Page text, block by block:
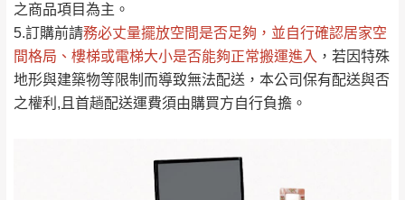
之商品項目為主。
5.訂購前請務必丈量擺放空間是否足夠 ，並自行確認居家空
間格局、 樓梯或電梯大小是否能夠正常搬運進入 ，若因特殊
地形與建築物等限制而導致無法配送，本公司保有配送與否
之權利,且首趟配送運費須由購買方自行負擔。
費
新竹
峨眉鄉、五峰鄉、
橫山、北埔鄉、尖
石鄉、寶山鄉山
區、新埔山區、芎
接單後二日內(不含例假日)，我們客服會與您
電話聯絡或E-Mail通知確認訂單。
（線上客服 LINE → @dershin）
下單前先詢問是否現貨，若未詢問下單後無
運送範圍：限定北至基隆，南至苗栗，偏遠
地區恕無法提供運送 (詳見運送規章)。